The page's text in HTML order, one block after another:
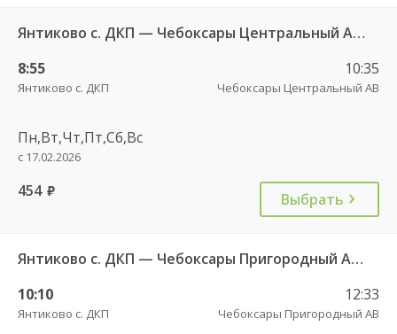
Янтиково с. ДКП — Чебоксары Центральный АВ ч/з Канаш АВ 538
8:55
Янтиково с. ДКП
10:35
Чебоксары Центральный АВ
Пн,Вт,Чт,Пт,Сб,Вс
с 17.02.2026
454 руб. Выбрать
Янтиково с. ДКП — Чебоксары Пригородный АВ ч/з Урмары п. ДКП 556
10:10
Янтиково с. ДКП
12:33
Чебоксары Пригородный АВ